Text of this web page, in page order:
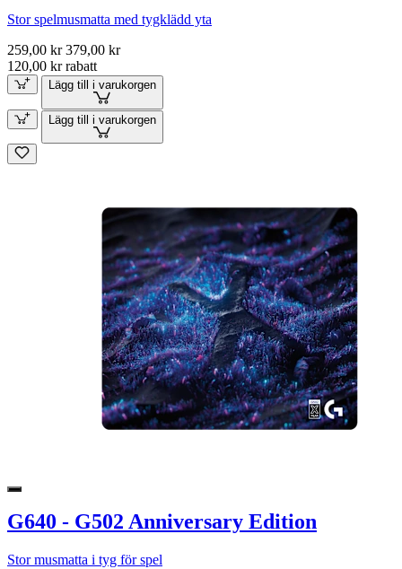
Stor spelmusmatta med tygklädd yta
259,00 kr 379,00 kr
120,00 kr rabatt
Lägg till i varukorgen
Lägg till i varukorgen
G640 - G502 Anniversary Edition
Stor musmatta i tyg för spel